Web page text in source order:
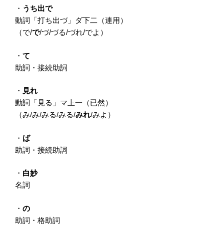
・ うち出で
動詞「打ち出づ」ダ下二（連用）
（で/で/づ/づる/づれ/でよ）
・ て
助詞・接続助詞
・ 見れ
動詞「見る」マ上一（已然）
（み/み/みる/みる/みれ/みよ）
・ ば
助詞・接続助詞
・ 白妙
名詞
・ の
助詞・格助詞